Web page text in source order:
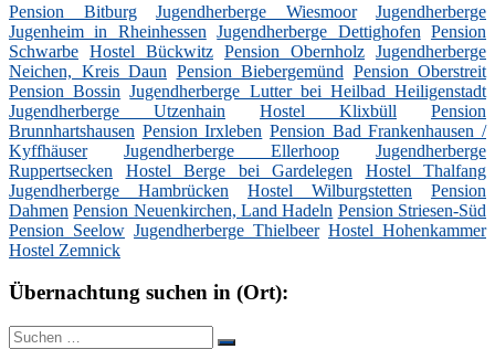
Pension Bitburg Jugendherberge Wiesmoor
Jugendherberge
Jugenheim in Rheinhessen
Jugendherberge Dettighofen Pension
Schwarbe Hostel Bückwitz Pension Obernholz Jugendherberge
Neichen, Kreis Daun Pension Biebergemünd Pension Oberstreit
Pension Bossin Jugendherberge Lutter bei Heilbad Heiligenstadt
Jugendherberge Utzenhain
Hostel Klixbüll
Pension
Brunnhartshausen Pension Irxleben Pension Bad Frankenhausen /
Kyffhäuser
Jugendherberge Ellerhoop
Jugendherberge
Ruppertsecken
Hostel Berge bei Gardelegen
Hostel Thalfang
Jugendherberge Hambrücken
Hostel Wilburgstetten
Pension
Dahmen Pension Neuenkirchen, Land Hadeln Pension Striesen-Süd
Pension Seelow Jugendherberge Thielbeer Hostel Hohenkammer
Hostel Zemnick
Übernachtung suchen in (Ort):
Suche